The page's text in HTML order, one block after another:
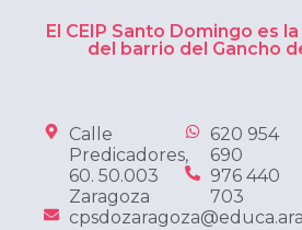
El CEIP Santo Domingo es
del barrio del Gancho
Calle
Predicadores,
60. 50.003
Zaragoza
620 954
690
976 440
703